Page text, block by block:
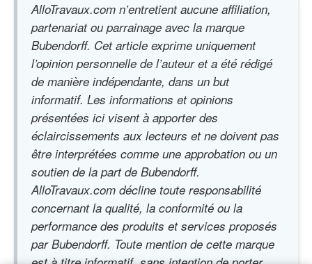
AlloTravaux.com n’entretient aucune affiliation,
partenariat ou parrainage avec la marque
Bubendorff. Cet article exprime uniquement
l’opinion personnelle de l’auteur et a été rédigé
de manière indépendante, dans un but
informatif. Les informations et opinions
présentées ici visent à apporter des
éclaircissements aux lecteurs et ne doivent pas
être interprétées comme une approbation ou un
soutien de la part de Bubendorff.
AlloTravaux.com décline toute responsabilité
concernant la qualité, la conformité ou la
performance des produits et services proposés
par Bubendorff. Toute mention de cette marque